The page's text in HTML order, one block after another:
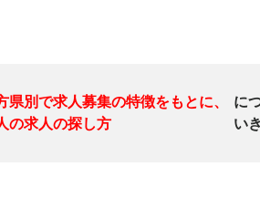
県別で求人募集の特徴をもとに、
の求人の探し方
に
い